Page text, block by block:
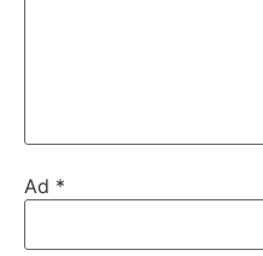
Tarih
Ad *